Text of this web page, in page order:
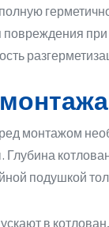
монтажом
Глубина
подушкой
в